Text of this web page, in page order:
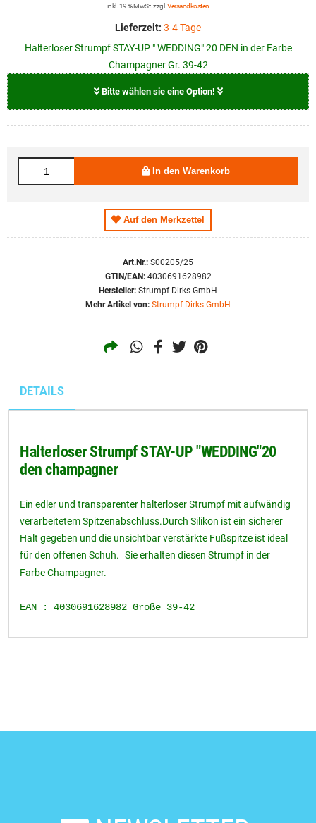
inkl. 19 % MwSt. zzgl. Versandkosten
Lieferzeit: 3-4 Tage
Halterloser Strumpf STAY-UP " WEDDING" 20 DEN in der Farbe
Champagner Gr. 39-42
Bitte wählen sie eine Option!
39 - 42 In den Warenkorb
Auf den Merkzettel
Art.Nr.: S00205/25
GTIN/EAN:4030691628982
Hersteller: Strumpf Dirks GmbH
Mehr Artikel von: Strumpf Dirks GmbH
DETAILS
Halterloser Strumpf STAY-UP "WEDDING"20
den champagner
Ein edler und transparenter halterloser Strumpf mit aufwändig
verarbeitetem Spitzenabschluss.Durch Silikon ist ein sicherer
Halt gegeben und die unsichtbar verstärkte Fußspitze ist ideal
für den offenen Schuh. Sie erhalten diesen Strumpf in der
Farbe Champagner.
EAN : 4030691628982 Größe 39-42